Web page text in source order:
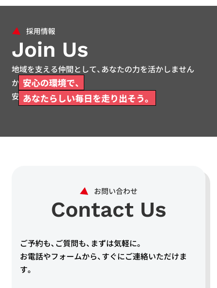
Join Us
地域を支える仲間として、あなたの力を活かしません
か。
安心して働ける環境をご用意しています。
安心の環境で、
あなたらしい毎日を走り出そう。
Contact Us
ご予約も、ご質問も、まずは気軽に。
お電話やフォームから、すぐにご連絡いただけま
す。